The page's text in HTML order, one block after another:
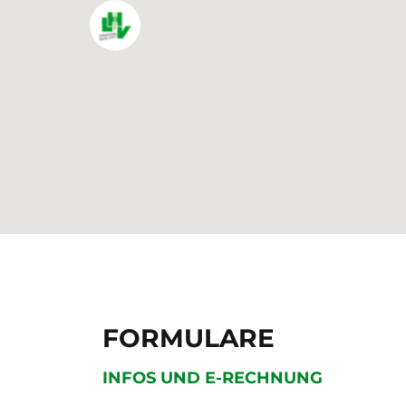
FORMULARE
INFOS UND E-RECHNUNG